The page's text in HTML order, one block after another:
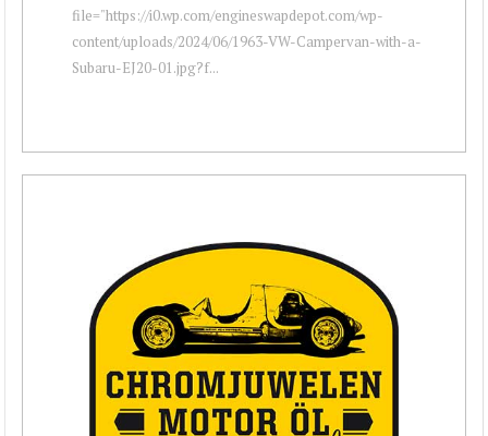
file="https://i0.wp.com/engineswapdepot.com/wp-
content/uploads/2024/06/1963-VW-Campervan-with-a-
Subaru-EJ20-01.jpg?f...